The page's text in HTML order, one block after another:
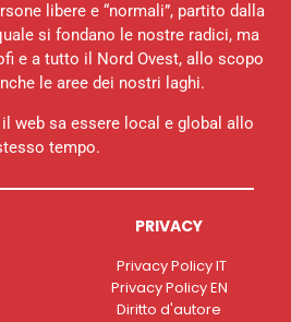
libere e “normali”, partito dalla
si fondano le nostre radici, ma
e a tutto il Nord Ovest, allo scopo
le aree dei nostri laghi.
web sa essere local e global allo
tempo.
PRIVACY
Privacy Policy IT
Privacy Policy EN
Diritto d'autore